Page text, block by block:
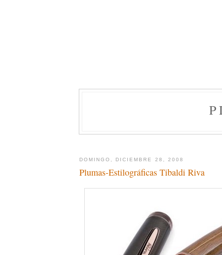
DOMINGO, DICIEMBRE 28, 2008
Plumas-Estilográficas Tibaldi Riva